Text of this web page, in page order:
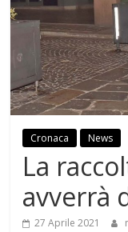
Cronaca News
La
avverrà
27 Aprile 2021